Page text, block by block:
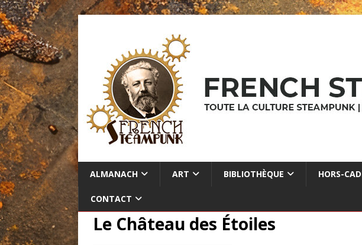
ALMANACH ART BIBLIOTHÈQUE HORS-
CONTACT
Le Château des Étoiles